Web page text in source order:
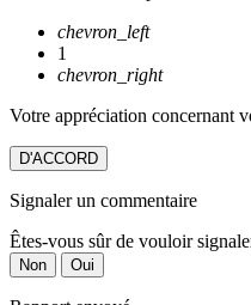
chevron_left
1
chevron_right
Votre appréciation concernant
D'ACCORD
Signaler un commentaire
Êtes-vous sûr de vouloir
Non Oui